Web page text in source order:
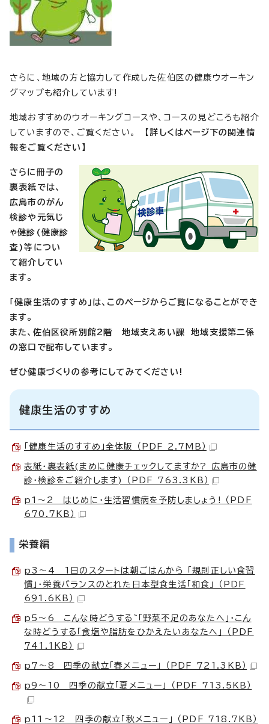
さらに、地域の方と協力して作成した佐伯区の健康ウオーキン
グマップも紹介しています!
地域おすすめのウオーキングコースや、コースの見どころも紹介
していますので、ご覧ください。
【詳しくはページ下の関連情
報をご覧ください】
さらに冊子の
裏表紙では、
広島市のがん
検診や元気じ
ゃ健診(健康診
査)等につい
て紹介してい
ます。
「健康生活のすすめ」は、このページからご覧になることができ
ます。
また、佐伯区役所別館2階 地域支えあい課 地域支援第二係
の窓口で配布しています。
ぜひ健康づくりの参考にしてみてください!
健康生活のすすめ
「健康生活のすすめ」全体版 （PDF 2.7MB）
表紙・裏表紙(まめに健康チェックしてますか? 広島市の健
診・検診をご紹介します) （PDF 763.3KB）
p1～2 はじめに・生活習慣病を予防しましょう! （PDF
670.7KB）
栄養編
p3～4 1日のスタートは朝ごはんから 「規則正しい食習
慣」・栄養バランスのとれた日本型食生活「和食」 （PDF
691.6KB）
p5～6 こんな時どうする~「野菜不足のあなたへ」・こん
な時どうする「食塩や脂肪をひかえたいあなたへ」 （PDF
741.1KB）
p7～8 四季の献立「春メニュー」 （PDF 721.3KB）
p9～10 四季の献立「夏メニュー」 （PDF 713.5KB）
p11～12 四季の献立「秋メニュー」 （PDF 718.7KB）